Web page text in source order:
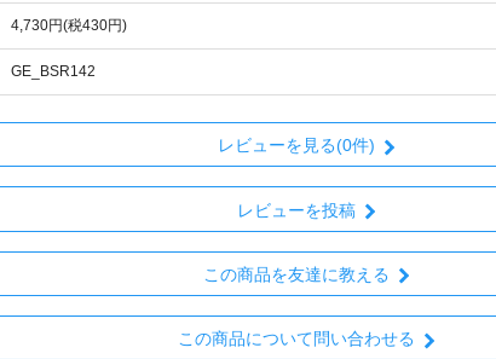
4,730円(税430円)
GE_BSR142
レビューを見る(0件)
レビューを投稿
この商品を友達に教える
この商品について問い合わせる